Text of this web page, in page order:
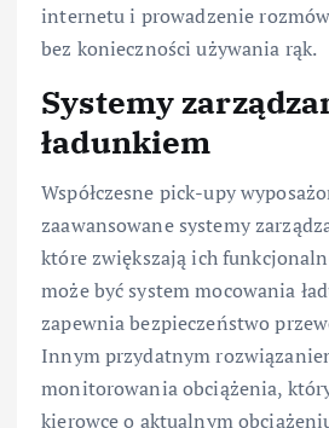
internetu i prowadzenie
bez konieczności używania rąk.
Systemy
ładunkiem
Współczesne pick-upy
zaawansowane systemy
które zwiększają ich
może być system mocowania
zapewnia bezpieczeństwo
Innym przydatnym
monitorowania obciążenia,
kierowcę o aktualnym